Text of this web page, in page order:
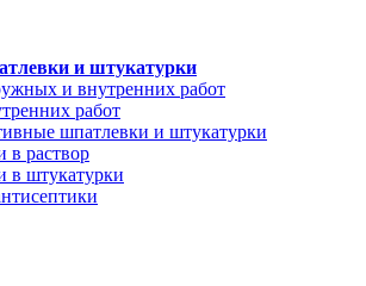
и штукатурки
и внутренних работ
работ
шпатлевки и штукатурки
в раствор
в штукатурки